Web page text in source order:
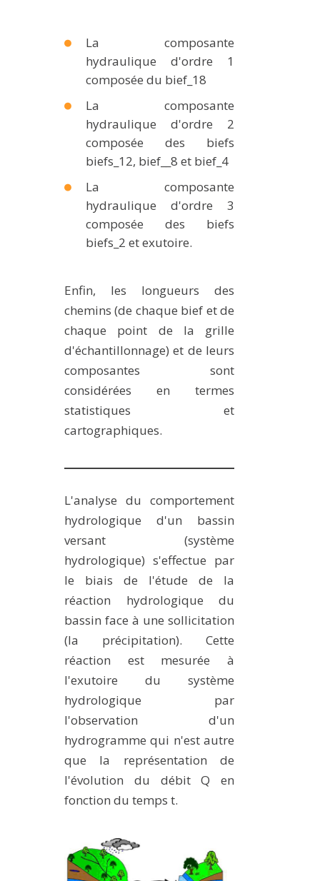
La composante
hydraulique d'ordre 1
composée du bief_18
La composante
hydraulique d'ordre 2
composée des biefs
biefs_12, bief__8 et bief_4
La composante
hydraulique d'ordre 3
composée des biefs
biefs_2 et exutoire.
Enfin, les longueurs des
chemins (de chaque bief et de
chaque point de la grille
d'échantillonnage) et de leurs
composantes sont
considérées en termes
statistiques et
cartographiques.
L'analyse du comportement
hydrologique d'un bassin
versant (système
hydrologique) s'effectue par
le biais de l'étude de la
réaction hydrologique du
bassin face à une sollicitation
(la précipitation). Cette
réaction est mesurée à
l'exutoire du système
hydrologique par
l'observation d'un
hydrogramme qui n'est autre
que la représentation de
l'évolution du débit Q en
fonction du temps t.